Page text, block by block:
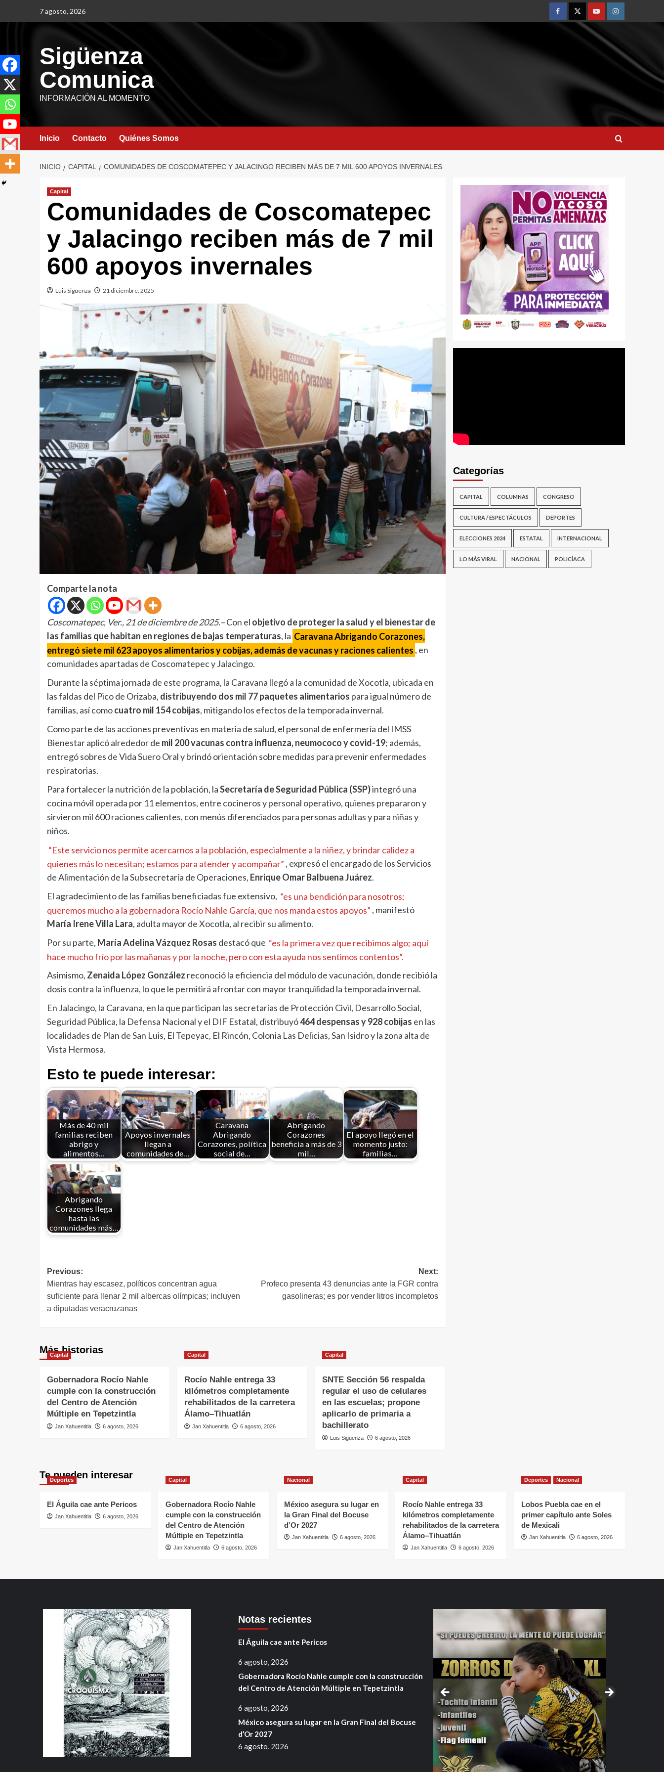
7 agosto, 2026
Sigüenza
Comunica
INFORMACIÓN AL MOMENTO
Inicio Contacto Quiénes Somos
INICIO CAPITAL COMUNIDADES DE COSCOMATEPEC Y JALACINGO RECIBEN MÁS DE 7 MIL 600 APOYOS INVERNALES
Capital
Comunidades de Coscomatepec
y Jalacingo reciben más de 7 mil
600 apoyos invernales
Luis Sigüenza 21 diciembre, 2025
Comparte la nota
Coscomatepec, Ver., 21 de diciembre de 2025.–Con el objetivo de proteger la salud y el bienestar de
las familias que habitan en regiones de bajas temperaturas, la Caravana Abrigando Corazones,
entregó siete mil 623 apoyos alimentarios y cobijas, además de vacunas y raciones calientes , en
comunidades apartadas de Coscomatepec y Jalacingo.
Durante la séptima jornada de este programa, la Caravana llegó a la comunidad de Xocotla, ubicada en
las faldas del Pico de Orizaba, distribuyendo dos mil 77 paquetes alimentarios para igual número de
familias, así comocuatro mil 154 cobijas, mitigando los efectos de la temporada invernal.
Como parte de las acciones preventivas en materia de salud, el personal de enfermería del IMSS
Bienestar aplicó alrededor de mil 200 vacunas contra influenza, neumococo y covid-19; además,
entregó sobres de Vida Suero Oral y brindó orientación sobre medidas para prevenir enfermedades
respiratorias.
Para fortalecer la nutrición de la población, laSecretaría de Seguridad Pública (SSP)integró una
cocina móvil operada por 11 elementos, entre cocineros y personal operativo, quienes prepararon y
sirvieron mil 600 raciones calientes, con menús diferenciados para personas adultas y para niñas y
niños.
“Este servicio nos permite acercarnos a la población, especialmente a la niñez, y brindar calidez a
quienes más lo necesitan; estamos para atender y acompañar” , expresó el encargado de los Servicios
de Alimentación de la Subsecretaría de Operaciones, Enrique Omar Balbuena Juárez.
El agradecimiento de las familias beneficiadas fue extensivo, “es una bendición para nosotros;
queremos mucho a la gobernadora Rocío Nahle García, que nos manda estos apoyos” , manifestó
María Irene Villa Lara, adulta mayor de Xocotla, al recibir su alimento.
Por su parte, María Adelina Vázquez Rosas destacó que “es la primera vez que recibimos algo; aquí
hace mucho frío por las mañanas y por la noche, pero con esta ayuda nos sentimos contentos”.
Asimismo, Zenaida López González reconoció la eficiencia del módulo de vacunación, donde recibió la
dosis contra la influenza, lo que le permitirá afrontar con mayor tranquilidad la temporada invernal.
En Jalacingo, la Caravana, en la que participan las secretarías de Protección Civil, Desarrollo Social,
Seguridad Pública, la Defensa Nacional y el DIF Estatal, distribuyó464 despensas y 928 cobijas en las
localidades de Plan de San Luis, El Tepeyac, El Rincón, Colonia Las Delicias, San Isidro y la zona alta de
Vista Hermosa.
Esto te puede interesar:
Más de 40 mil
familias reciben
abrigo y
alimentos…
Apoyos invernales
llegan a
comunidades de…
Caravana
Abrigando
Corazones, política
social de…
Abrigando
Corazones
beneficia a más de 3
mil…
El apoyo llegó en el
momento justo:
familias…
Abrigando
Corazones llega
hasta las
comunidades más…
Previous:
Mientras hay escasez, políticos concentran agua
suficiente para llenar 2 mil albercas olímpicas; incluyen
a diputadas veracruzanas
Next:
Profeco presenta 43 denuncias ante la FGR contra
gasolineras; es por vender litros incompletos
Más historias
Capital
Gobernadora Rocío Nahle
cumple con la construcción
del Centro de Atención
Múltiple en Tepetzintla
Jan Xahuentitla 6 agosto, 2026
Capital
Rocío Nahle entrega 33
kilómetros completamente
rehabilitados de la carretera
Álamo–Tihuatlán
Jan Xahuentitla 6 agosto, 2026
Capital
SNTE Sección 56 respalda
regular el uso de celulares
en las escuelas; propone
aplicarlo de primaria a
bachillerato
Luis Sigüenza 6 agosto, 2026
Categorías
CAPITAL COLUMNAS CONGRESO
CULTURA / ESPECTÁCULOS DEPORTES
ELECCIONES 2024 ESTATAL INTERNACIONAL
LO MÁS VIRAL NACIONAL POLICÍACA
Te pueden interesar
Deportes
El Águila cae ante Pericos
Jan Xahuentitla 6 agosto, 2026
Capital
Gobernadora Rocío Nahle
cumple con la construcción
del Centro de Atención
Múltiple en Tepetzintla
Jan Xahuentitla 6 agosto, 2026
Nacional
México asegura su lugar en
la Gran Final del Bocuse
d’Or 2027
Jan Xahuentitla 6 agosto, 2026
Capital
Rocío Nahle entrega 33
kilómetros completamente
rehabilitados de la carretera
Álamo–Tihuatlán
Jan Xahuentitla 6 agosto, 2026
Deportes Nacional
Lobos Puebla cae en el
primer capítulo ante Soles
de Mexicali
Jan Xahuentitla 6 agosto, 2026
Notas recientes
El Águila cae ante Pericos
6 agosto, 2026
Gobernadora Rocío Nahle cumple con la construcción
del Centro de Atención Múltiple en Tepetzintla
6 agosto, 2026
México asegura su lugar en la Gran Final del Bocuse
d’Or 2027
6 agosto, 2026